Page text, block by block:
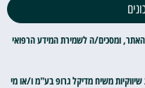
ומסכים/ה לשמירת המידע הרפואי
משיח מדיקל גרופ בע"מ ו/או מי